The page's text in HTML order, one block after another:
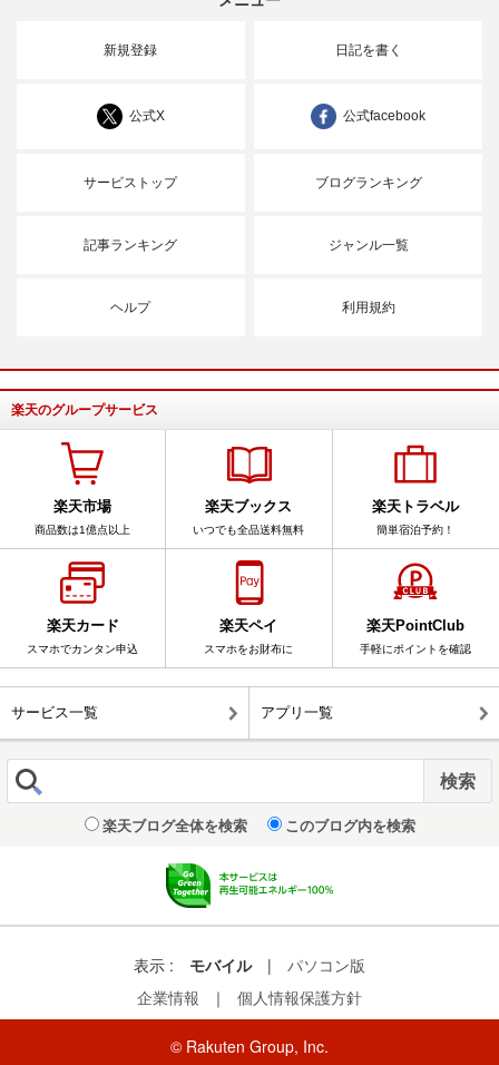
新規登録 日記を書く
公式X 公式facebook
サービストップ ブログランキング
記事ランキング ジャンル一覧
ヘルプ 利用規約
楽天のグループサービス
楽天市場
商品数は1億点以上
楽天ブックス
いつでも全品送料無料
楽天トラベル
簡単宿泊予約！
楽天カード
スマホでカンタン申込
楽天ペイ
スマホをお財布に
楽天PointClub
手軽にポイントを確認
サービス一覧 アプリ一覧
楽天ブログ全体を検索 このブログ内を検索
表示 : モバイル |
パソコン版
企業情報
｜ 個人情報保護方針
© Rakuten Group, Inc.